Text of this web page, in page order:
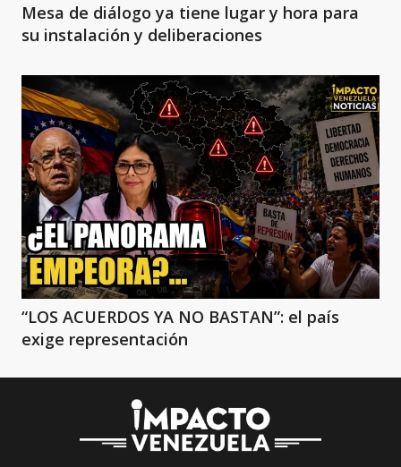
Mesa de diálogo ya tiene lugar y hora para
su instalación y deliberaciones
“LOS ACUERDOS YA NO BASTAN”: el país
exige representación